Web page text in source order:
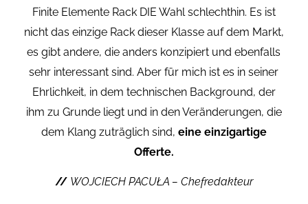
Finite Elemente Rack DIE Wahl schlechthin. Es ist
nicht das einzige Rack dieser Klasse auf dem Markt,
es gibt andere, die anders konzipiert und ebenfalls
sehr interessant sind. Aber für mich ist es in seiner
Ehrlichkeit, in dem technischen Background, der
ihm zu Grunde liegt und in den Veränderungen, die
dem Klang zuträglich sind, eine einzigartige
Offerte.
// WOJCIECH PACUŁA – Chefredakteur